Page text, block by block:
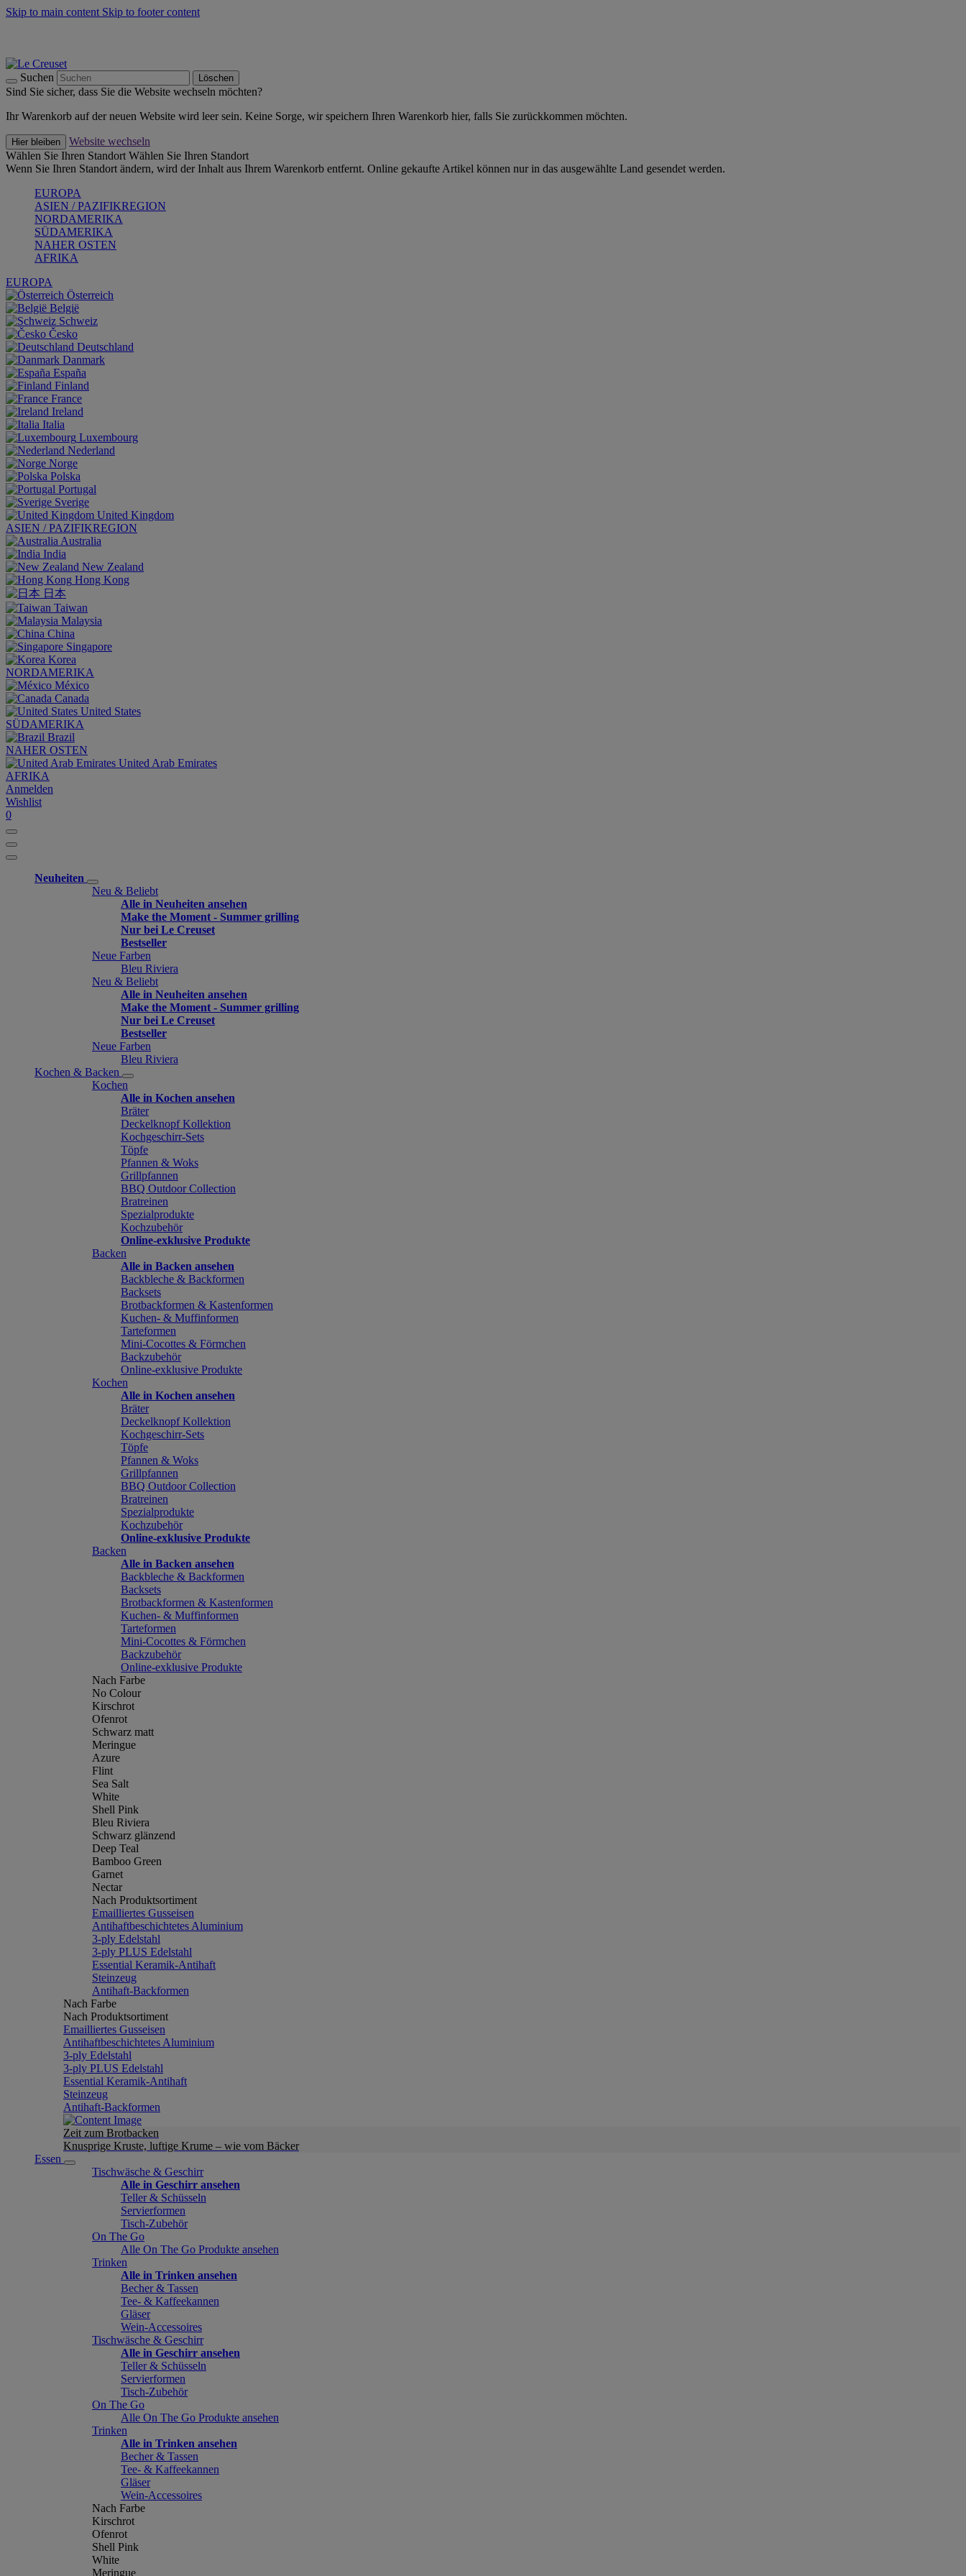
Skip to main content Skip to footer content
Suchen Löschen
Sind Sie sicher, dass Sie die Website wechseln möchten?
Ihr Warenkorb auf der neuen Website wird leer sein. Keine Sorge, wir speichern Ihren Warenkorb hier, falls Sie zurückkommen möchten.
Hier bleiben
Website wechseln
Wählen Sie Ihren Standort Wählen Sie Ihren Standort
Wenn Sie Ihren Standort ändern, wird der Inhalt aus Ihrem Warenkorb entfernt. Online gekaufte Artikel können nur in das ausgewählte Land gesendet werden.
EUROPA
ASIEN / PAZIFIKREGION
NORDAMERIKA
SÜDAMERIKA
NAHER OSTEN
AFRIKA
EUROPA
Österreich
België
Schweiz
Česko
Deutschland
Danmark
España
Finland
France
Ireland
Italia
Luxembourg
Nederland
Norge
Polska
Portugal
Sverige
United Kingdom
ASIEN / PAZIFIKREGION
Australia
India
New Zealand
Hong Kong
日本
Taiwan
Malaysia
China
Singapore
Korea
NORDAMERIKA
México
Canada
United States
SÜDAMERIKA
Brazil
NAHER OSTEN
United Arab Emirates
AFRIKA
Anmelden
Wishlist
0
Neuheiten
Neu & Beliebt
Alle in Neuheiten ansehen
Make the Moment - Summer grilling
Nur bei Le Creuset
Bestseller
Neue Farben
Bleu Riviera
Neu & Beliebt
Alle in Neuheiten ansehen
Make the Moment - Summer grilling
Nur bei Le Creuset
Bestseller
Neue Farben
Bleu Riviera
Kochen & Backen
Kochen
Alle in Kochen ansehen
Bräter
Deckelknopf Kollektion
Kochgeschirr-Sets
Töpfe
Pfannen & Woks
Grillpfannen
BBQ Outdoor Collection
Bratreinen
Spezialprodukte
Kochzubehör
Online-exklusive Produkte
Backen
Alle in Backen ansehen
Backbleche & Backformen
Backsets
Brotbackformen & Kastenformen
Kuchen- & Muffinformen
Tarteformen
Mini-Cocottes & Förmchen
Backzubehör
Online-exklusive Produkte
Kochen
Alle in Kochen ansehen
Bräter
Deckelknopf Kollektion
Kochgeschirr-Sets
Töpfe
Pfannen & Woks
Grillpfannen
BBQ Outdoor Collection
Bratreinen
Spezialprodukte
Kochzubehör
Online-exklusive Produkte
Backen
Alle in Backen ansehen
Backbleche & Backformen
Backsets
Brotbackformen & Kastenformen
Kuchen- & Muffinformen
Tarteformen
Mini-Cocottes & Förmchen
Backzubehör
Online-exklusive Produkte
Nach Farbe
No Colour
Kirschrot
Ofenrot
Schwarz matt
Meringue
Azure
Flint
Sea Salt
White
Shell Pink
Bleu Riviera
Schwarz glänzend
Deep Teal
Bamboo Green
Garnet
Nectar
Nach Produktsortiment
Emailliertes Gusseisen
Antihaftbeschichtetes Aluminium
3-ply Edelstahl
3-ply PLUS Edelstahl
Essential Keramik-Antihaft
Steinzeug
Antihaft-Backformen
Nach Farbe
Nach Produktsortiment
Emailliertes Gusseisen
Antihaftbeschichtetes Aluminium
3-ply Edelstahl
3-ply PLUS Edelstahl
Essential Keramik-Antihaft
Steinzeug
Antihaft-Backformen
Zeit zum Brotbacken
Knusprige Kruste, luftige Krume – wie vom Bäcker
Essen
Tischwäsche & Geschirr
Alle in Geschirr ansehen
Teller & Schüsseln
Servierformen
Tisch-Zubehör
On The Go
Alle On The Go Produkte ansehen
Trinken
Alle in Trinken ansehen
Becher & Tassen
Tee- & Kaffeekannen
Gläser
Wein-Accessoires
Tischwäsche & Geschirr
Alle in Geschirr ansehen
Teller & Schüsseln
Servierformen
Tisch-Zubehör
On The Go
Alle On The Go Produkte ansehen
Trinken
Alle in Trinken ansehen
Becher & Tassen
Tee- & Kaffeekannen
Gläser
Wein-Accessoires
Nach Farbe
Kirschrot
Ofenrot
Shell Pink
White
Meringue